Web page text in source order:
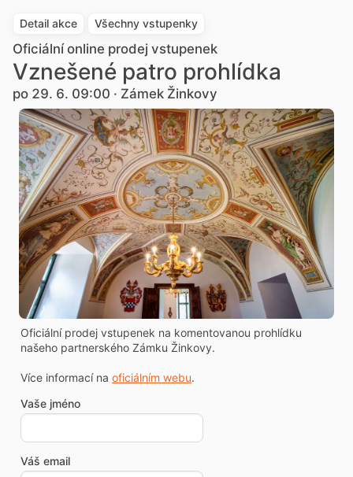
Detail akce Všechny vstupenky
Oficiální online prodej vstupenek
Vznešené patro prohlídka
po 29. 6. 09:00 · Zámek Žinkovy
Oficiální prodej vstupenek na komentovanou prohlídku
našeho partnerského Zámku Žinkovy.
Více informací na oficiálním webu.
Vaše jméno
Váš email